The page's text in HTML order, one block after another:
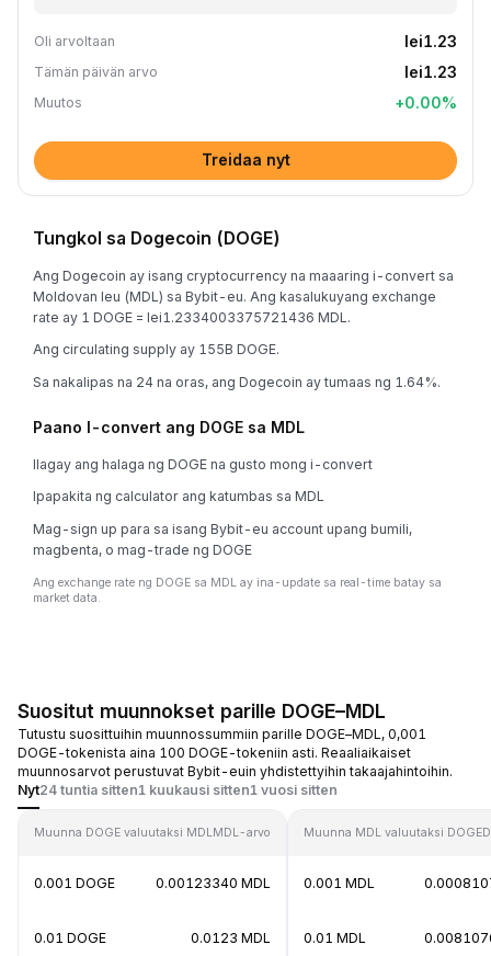
Oli arvoltaan lei1.23
Tämän päivän arvo lei1.23
Muutos +0.00%
Treidaa nyt
Tungkol sa Dogecoin (DOGE)
Ang Dogecoin ay isang cryptocurrency na maaaring i-convert sa
Moldovan leu (MDL) sa Bybit-eu. Ang kasalukuyang exchange
rate ay 1 DOGE = lei1.2334003375721436 MDL.
Ang circulating supply ay 155B DOGE.
Sa nakalipas na 24 na oras, ang Dogecoin ay tumaas ng 1.64%.
Paano I-convert ang DOGE sa MDL
Ilagay ang halaga ng DOGE na gusto mong i-convert
Ipapakita ng calculator ang katumbas sa MDL
Mag-sign up para sa isang Bybit-eu account upang bumili,
magbenta, o mag-trade ng DOGE
Ang exchange rate ng DOGE sa MDL ay ina-update sa real-time batay sa
market data.
Suositut muunnokset parille DOGE–MDL
Tutustu suosittuihin muunnossummiin parille DOGE–MDL, 0,001
DOGE-tokenista aina 100 DOGE-tokeniin asti. Reaaliaikaiset
muunnosarvot perustuvat Bybit-euin yhdistettyihin takaajahintoihin.
Nyt24 tuntia sitten1 kuukausi sitten1 vuosi sitten
Muunna DOGE valuutaksi MDL MDL-arvo
0.001 DOGE 0.00123340 MDL
0.01 DOGE 0.0123 MDL
Muunna MDL valuutaksi DOGE
0.001 MDL
0.01 MDL